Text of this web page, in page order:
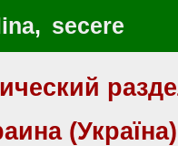
, secere
(Україна)